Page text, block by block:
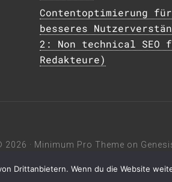
Contentoptimierung
besseres
2: Non technical SEO
Redakteure)
· Minimum Pro Theme on
Drittanbietern. Wenn du die Website